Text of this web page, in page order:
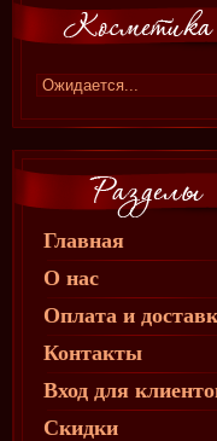
Главная
О нас
Оплата и
Контакты
Вход для
Скидки